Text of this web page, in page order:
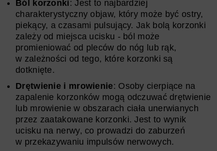
Ból korzonki: Jest to najbardziej
charakterystyczny objaw, który może być ostry,
piekący, a czasami pulsujący. Jak bolą korzonki
zależy od miejsca ucisku - ból może
promieniować od pleców do nóg lub rąk,
w zależności od tego, które korzonki są
dotknięte.
Drętwienie i mrowienie: Osoby cierpiące na
zapalenie korzonków mogą odczuwać drętwienie
lub mrowienie w obszarach ciała unerwianych
przez zaatakowane korzonki. Jest to wynik
ucisku na nerwy, co prowadzi do zaburzeń
w przekazywaniu impulsów nerwowych.